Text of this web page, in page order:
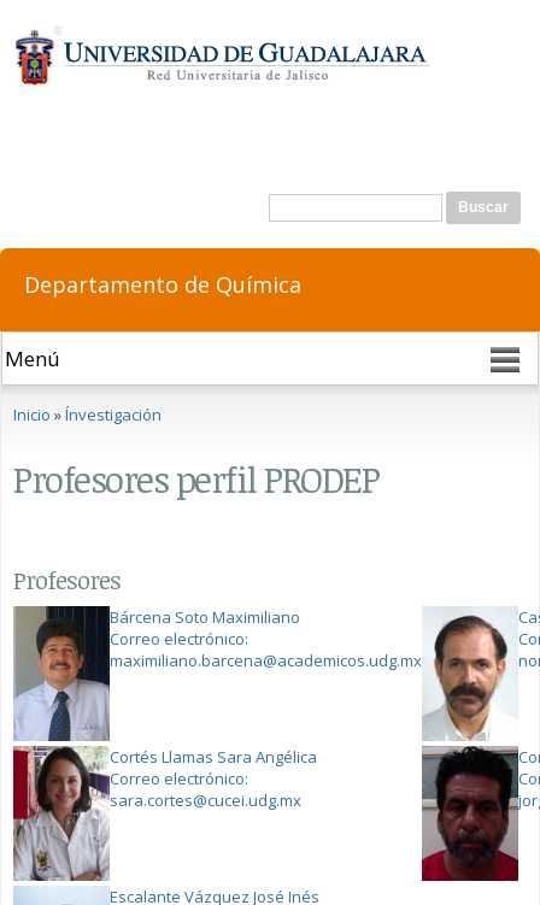
principal
Formulario de búsqueda
Buscar
Departamento de Química
Se encuentra usted aquí
Inicio »Ínvestigación
Profesores perfil PRODEP
Profesores
Bárcena Soto Maximiliano
Correo electrónico:
maximiliano.barcena@academicos.udg.mx
Cortés Llamas Sara Angélica
Correo electrónico:
sara.cortes@cucei.udg.mx
Escalante Vázquez José Inés